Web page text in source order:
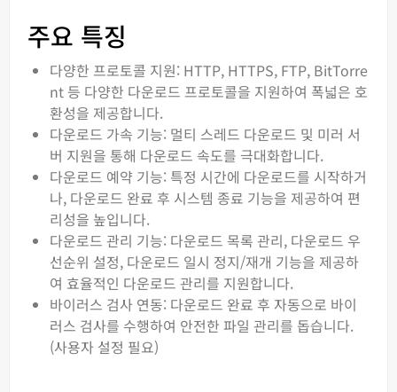
주요 특징
다양한 프로토콜 지원: HTTP, HTTPS, FTP, BitTorre
nt 등 다양한 다운로드 프로토콜을 지원하여 폭넓은 호
환성을 제공합니다.
다운로드 가속 기능: 멀티 스레드 다운로드 및 미러 서
버 지원을 통해 다운로드 속도를 극대화합니다.
다운로드 예약 기능: 특정 시간에 다운로드를 시작하거
나, 다운로드 완료 후 시스템 종료 기능을 제공하여 편
리성을 높입니다.
다운로드 관리 기능: 다운로드 목록 관리, 다운로드 우
선순위 설정, 다운로드 일시 정지/재개 기능을 제공하
여 효율적인 다운로드 관리를 지원합니다.
바이러스 검사 연동: 다운로드 완료 후 자동으로 바이
러스 검사를 수행하여 안전한 파일 관리를 돕습니다.
(사용자 설정 필요)